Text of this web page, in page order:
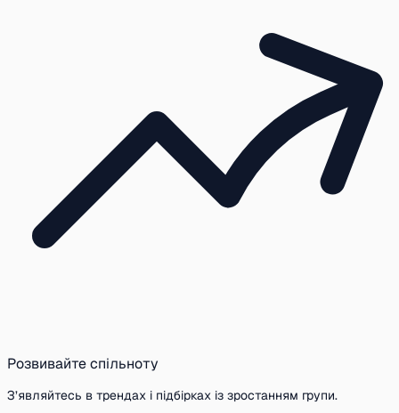
Розвивайте спільноту
З’являйтесь в трендах і підбірках із зростанням групи.